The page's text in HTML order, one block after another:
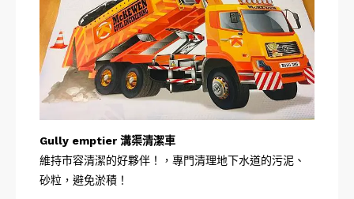
Gully emptier 溝渠清潔車
維持市容清潔的好夥伴！，專門清理地下水道的污泥、
砂粒，避免淤積！